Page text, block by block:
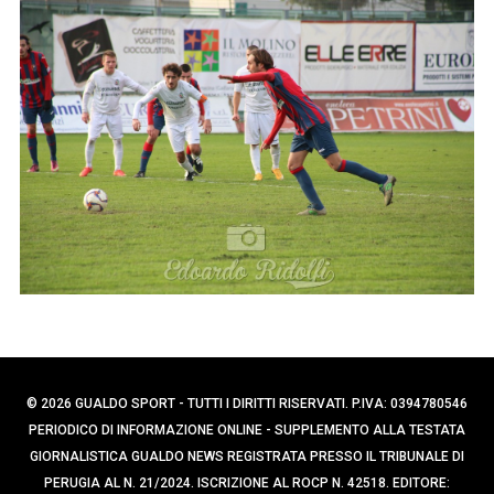
e
r
:
© 2026 GUALDO SPORT - TUTTI I DIRITTI RISERVATI. P.IVA: 0394780546
PERIODICO DI INFORMAZIONE ONLINE - SUPPLEMENTO ALLA TESTATA
GIORNALISTICA GUALDO NEWS REGISTRATA PRESSO IL TRIBUNALE DI
PERUGIA AL N. 21/2024. ISCRIZIONE AL ROCP N. 42518. EDITORE:
e
r
c
a
p
e
r
: